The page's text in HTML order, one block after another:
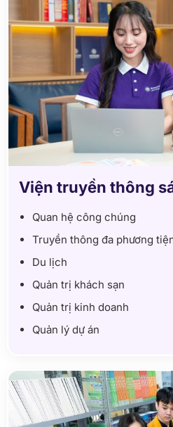
Viện truyền thông
Quan hệ công chúng
Truyền thông đa phương
Du lịch
Quản trị khách sạn
Quản trị kinh doanh
Quản lý dự án